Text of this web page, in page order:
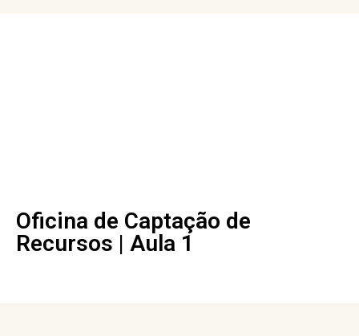
Oficina de Captação de
Recursos | Aula 1